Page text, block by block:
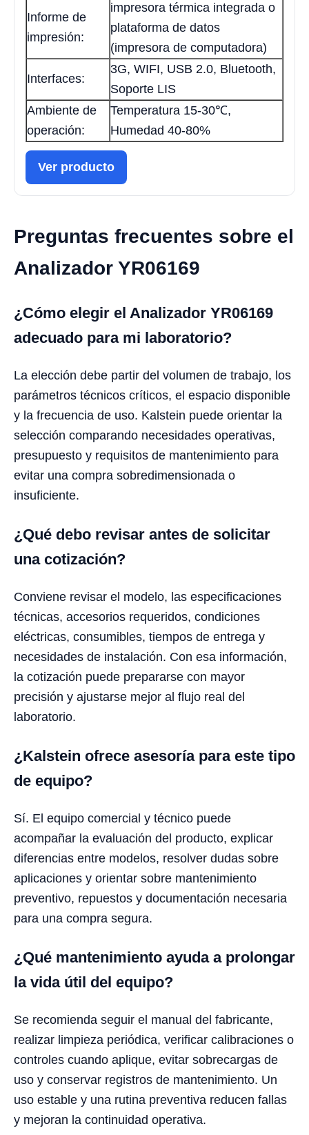
Informe de
impresión:
impresora térmica integrada o
plataforma de datos
(impresora de computadora)
Interfaces:
3G, WIFI, USB 2.0, Bluetooth,
Soporte LIS
Ambiente de
operación:
Temperatura 15-30℃,
Humedad 40-80%
Ver producto
Preguntas frecuentes sobre el
Analizador YR06169
¿Cómo elegir el Analizador YR06169
adecuado para mi laboratorio?
La elección debe partir del volumen de trabajo, los
parámetros técnicos críticos, el espacio disponible
y la frecuencia de uso. Kalstein puede orientar la
selección comparando necesidades operativas,
presupuesto y requisitos de mantenimiento para
evitar una compra sobredimensionada o
insuficiente.
¿Qué debo revisar antes de solicitar
una cotización?
Conviene revisar el modelo, las especificaciones
técnicas, accesorios requeridos, condiciones
eléctricas, consumibles, tiempos de entrega y
necesidades de instalación. Con esa información,
la cotización puede prepararse con mayor
precisión y ajustarse mejor al flujo real del
laboratorio.
¿Kalstein ofrece asesoría para este tipo
de equipo?
Sí. El equipo comercial y técnico puede
acompañar la evaluación del producto, explicar
diferencias entre modelos, resolver dudas sobre
aplicaciones y orientar sobre mantenimiento
preventivo, repuestos y documentación necesaria
para una compra segura.
¿Qué mantenimiento ayuda a prolongar
la vida útil del equipo?
Se recomienda seguir el manual del fabricante,
realizar limpieza periódica, verificar calibraciones o
controles cuando aplique, evitar sobrecargas de
uso y conservar registros de mantenimiento. Un
uso estable y una rutina preventiva reducen fallas
y mejoran la continuidad operativa.